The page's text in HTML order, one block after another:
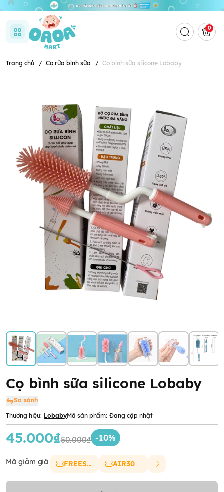
0
Trang chủ / Cọ rửa bình sữa / Cọ bình sữa silicone Lobaby
Cọ bình sữa silicone Lobaby
So sánh
Thương hiệu: LobabyMã sản phẩm: Đang cập nhật
45.000₫50.000₫ -10%
Mã giảm giá FREESHIP AIR30